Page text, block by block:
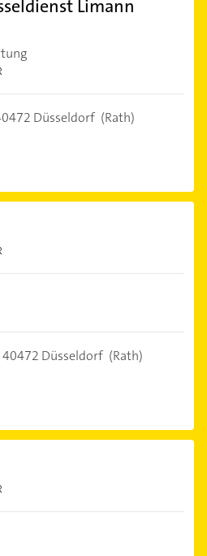
Limann
Düsseldorf (Rath)
40472 Düsseldorf (Rath)